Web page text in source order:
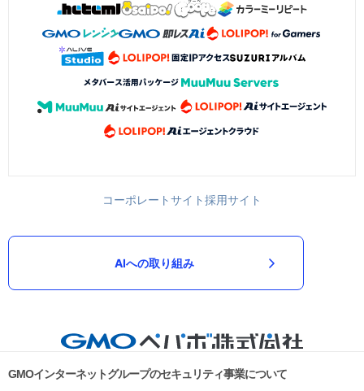
コーポレートサイト採用サイト
AIへの取り組み
GMOインターネットグループのセキュリティ事業について